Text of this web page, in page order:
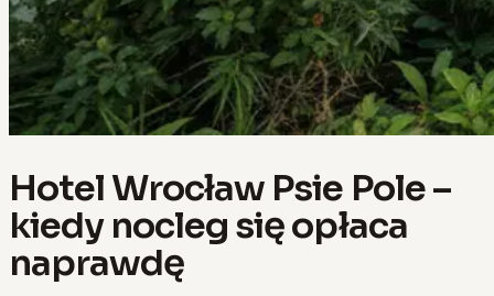
Hotel Wrocław Psie Pole –
kiedy nocleg się opłaca
naprawdę